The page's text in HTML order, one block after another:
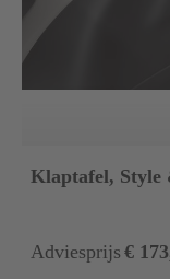
Klaptafel, Style
Adviesprijs €